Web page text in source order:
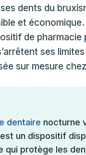
dents du
et
de pharmacie
ses
sur mesure
dentaire nocturne
un dispositif
qui protège les